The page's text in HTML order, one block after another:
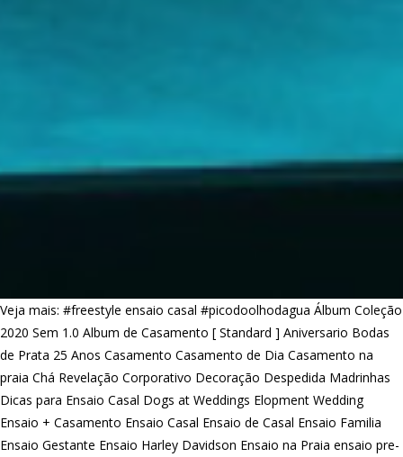
Veja mais: #freestyle ensaio casal #picodoolhodagua Álbum Coleção
2020 Sem 1.0 Album de Casamento [ Standard ] Aniversario Bodas
de Prata 25 Anos Casamento Casamento de Dia Casamento na
praia Chá Revelação Corporativo Decoração Despedida Madrinhas
Dicas para Ensaio Casal Dogs at Weddings Elopment Wedding
Ensaio + Casamento Ensaio Casal Ensaio de Casal Ensaio Familia
Ensaio Gestante Ensaio Harley Davidson Ensaio na Praia ensaio pre-